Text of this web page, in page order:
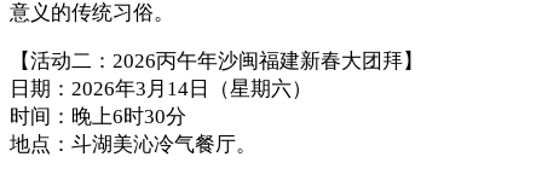
意义的传统习俗。
【活动二：2026丙午年沙闽福建新春大团拜】
日期：2026年3月14日（星期六）
时间：晚上6时30分
地点：斗湖美沁冷气餐厅。